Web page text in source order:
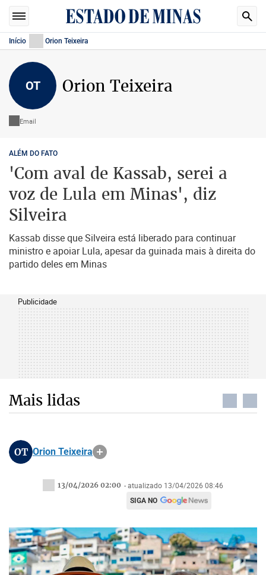
Início Orion Teixeira
OT Orion Teixeira
Email
ALÉM DO FATO
'Com aval de Kassab, serei a
voz de Lula em Minas', diz
Silveira
Kassab disse que Silveira está liberado para continuar
ministro e apoiar Lula, apesar da guinada mais à direita do
partido deles em Minas
Publicidade
Mais lidas
OT Orion Teixeira
13/04/2026 02:00 - atualizado 13/04/2026 08:46
SIGA NO